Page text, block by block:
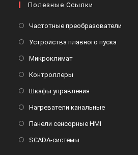
Полезные Ссылки
Частотные преобразователи
Устройства плавного пуска
МикроклиматОткроется
вкладке
Контроллеры
вкладке
Шкафы управления
вкладке
Нагреватели канальныеОткроется
Панели сенсорные HMI
SCADA-системы